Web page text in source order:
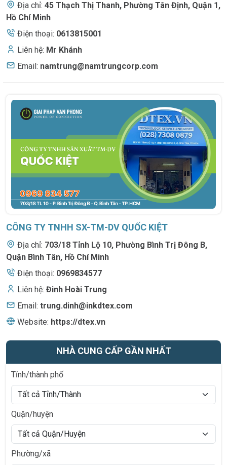
Địa chỉ: 45 Thạch Thị Thanh, Phường Tân Định, Quận 1,
Hồ Chí Minh
Điện thoại: 0613815001
Liên hệ: Mr Khánh
Email: namtrung@namtrungcorp.com
CÔNG TY TNHH SX-TM-DV QUỐC KIỆT
Địa chỉ: 703/18 Tỉnh Lộ 10, Phường Bình Trị Đông B,
Quận Bình Tân, Hồ Chí Minh
Điện thoại: 0969834577
Liên hệ: Đinh Hoài Trung
Email: trung.dinh@inkdtex.com
Website: https://dtex.vn
NHÀ CUNG CẤP GẦN NHẤT
Tỉnh/thành phố
Quận/huyện
Phường/xã